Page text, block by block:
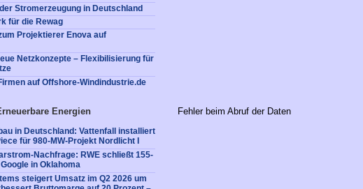
Stromerzeugung in Deutschland
für die Rewag
Projektierer Enova auf
Netzkonzepte – Flexibilisierung für
auf Offshore-Windindustrie.de
Energien
in Deutschland: Vattenfall installiert
für 980-MW-Projekt Nordlicht I
Nachfrage: RWE schließt 155-
in Oklahoma
steigert Umsatz im Q2 2026 um
Fehler beim Abruf der Daten